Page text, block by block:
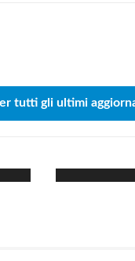
tutti gli ultimi